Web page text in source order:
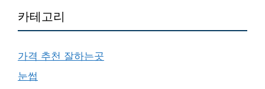
카테고리
가격 추천 잘하는곳
눈썹